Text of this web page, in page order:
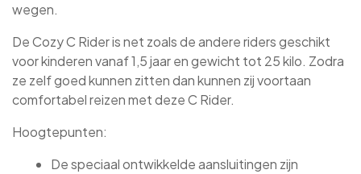
wegen.
De Cozy C Rider is net zoals de andere riders geschikt
voor kinderen vanaf 1,5 jaar en gewicht tot 25 kilo. Zodra
ze zelf goed kunnen zitten dan kunnen zij voortaan
comfortabel reizen met deze C Rider.
Hoogtepunten:
De speciaal ontwikkelde aansluitingen zijn